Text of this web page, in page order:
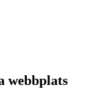
webbplats